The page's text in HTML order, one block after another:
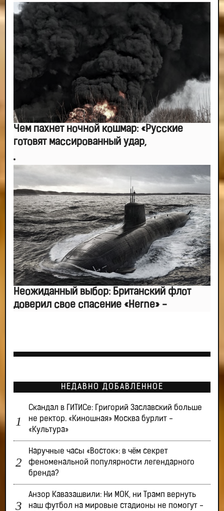
-- Самое большое богатство — это ум. Самая большая нищета — глупость.
Из всех страхов самый пугающий — самолюбование.
-- Лучшее, что можно сделать с хорошим советом, это пропустить его
мимо ушей. Он никогда не бывает полезен никому, кроме того, кто его дал.
-- Люблю давать советы и очень не люблю, когда их дают мне.
Чем пахнет ночной кошмар: «Русские
готовят массированный удар,
Неожиданный выбор: Британский флот
доверил свое спасение «Herne» -
НЕДАВНО ДОБАВЛЕННОЕ
Скандал в ГИТИСе: Григорий Заславский больше
не ректор. «Киношная» Москва бурлит -
«Культура»
Наручные часы «Восток»: в чём секрет
феноменальной популярности легендарного
бренда?
Анзор Кавазашвили: Ни МОК, ни Трамп вернуть
наш футбол на мировые стадионы не помогут -